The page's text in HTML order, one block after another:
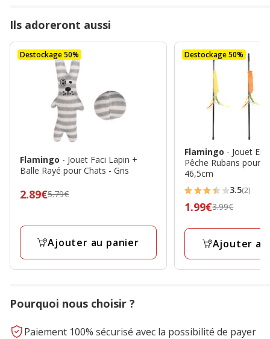
Ils adoreront aussi
Destockage 50%
Flamingo - Jouet Faci Lapin +
Balle Rayé pour Chats - Gris
Prix
5.79€,
2.89€
2.89€5.79€
Ajouter au panier
Destockage 50%
Flamingo - Jouet
Pêche Rubans pour
46,5cm
3.5
étoiles
avec
avis
3.5(2)
Prix
3.99€,
1.99€3.99€
Ajouter
Pourquoi nous choisir ?
Paiement 100% sécurisé avec la possibilité de payer